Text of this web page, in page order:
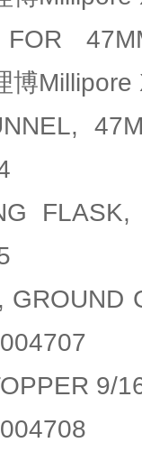
博
GROUND
9/